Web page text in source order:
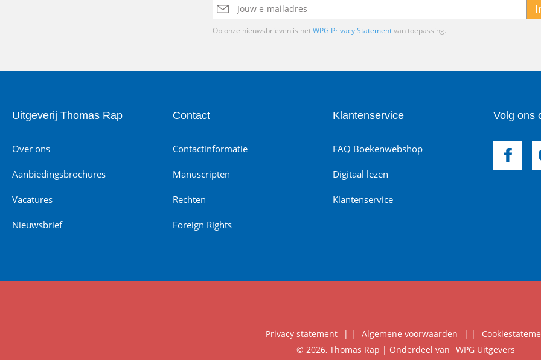
E-
mailadres
Op onze nieuwsbrieven is hetWPG Privacy Statementvan toepassing.
Uitgeverij Thomas Rap
Over ons
Aanbiedingsbrochures
Vacatures
Nieuwsbrief
Contact
Contactinformatie
Manuscripten
Rechten
Foreign Rights
Klantenservice
FAQ Boekenwebshop
Digitaal lezen
Klantenservice
Volg ons
Privacy statement | Algemene voorwaarden |
© 2026, Thomas Rap | Onderdeel van WPG Uitgevers